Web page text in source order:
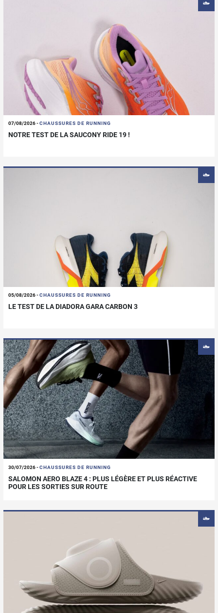
07/08/2026-CHAUSSURES DE RUNNING
NOTRE TEST DE LA SAUCONY RIDE 19 !
05/08/2026-CHAUSSURES DE RUNNING
LE TEST DE LA DIADORA GARA CARBON 3
30/07/2026-CHAUSSURES DE RUNNING
SALOMON AERO BLAZE 4 : PLUS LÉGÈRE ET PLUS RÉACTIVE
POUR LES SORTIES SUR ROUTE